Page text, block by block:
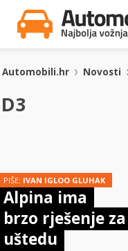
Automobili.hr Novosti
D3
PIŠE: IVAN IGLOO GLUHAK
Alpina ima
brzo rješenje za
uštedu